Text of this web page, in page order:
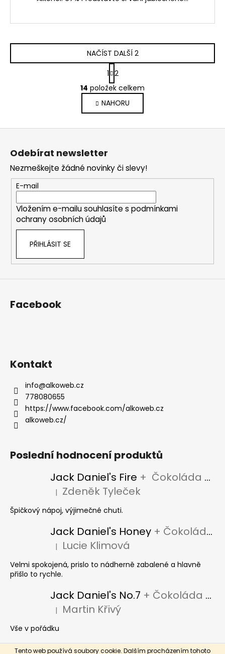
Tento web používá soubory cookie. Dalším procházením tohoto
O
v
l
á
d
p
r
v
k
y
u
NAČÍST DALŠÍ 2
S
t
r
á
n
k
o
í
1 2
14 položek celkem
NAHORU
Odebírat newsletter
Nezmeškejte žádné novinky či slevy!
E-mail
Vložením e-mailu souhlasíte s podmínkami
ochrany osobních údajů
PŘIHLÁSIT SE
Facebook
Kontakt
info@alkoweb.cz
778080655
https://www.facebook.com/alkoweb.cz
alkoweb.cz/
Poslední hodnocení produktů
Jack Daniel's Fire + Čokoláda Jack Daniel's
Hodnocení produktu je 5 z 5 hvězdiček.
| Zdeněk Tyleček
Špičkový nápoj, výjimečné chuti.
Jack Daniel's Honey + Čokoláda Jack Daniel's
Hodnocení produktu je 5 z 5 hvězdiček.
| Lucie Klimová
Velmi spokojená, prislo to nádherně zabalené a hlavně
přišlo to rychle.
Jack Daniel's No.7 + Čokoláda Jack Daniel's
Hodnocení produktu je 5 z 5 hvězdiček.
| Martin Křivý
Vše v pořádku